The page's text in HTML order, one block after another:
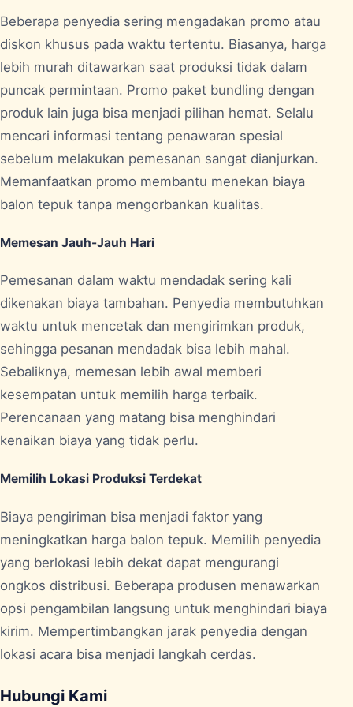
Beberapa penyedia sering mengadakan promo atau
diskon khusus pada waktu tertentu. Biasanya, harga
lebih murah ditawarkan saat produksi tidak dalam
puncak permintaan. Promo paket bundling dengan
produk lain juga bisa menjadi pilihan hemat. Selalu
mencari informasi tentang penawaran spesial
sebelum melakukan pemesanan sangat dianjurkan.
Memanfaatkan promo membantu menekan biaya
balon tepuk tanpa mengorbankan kualitas.
Memesan Jauh-Jauh Hari
Pemesanan dalam waktu mendadak sering kali
dikenakan biaya tambahan. Penyedia membutuhkan
waktu untuk mencetak dan mengirimkan produk,
sehingga pesanan mendadak bisa lebih mahal.
Sebaliknya, memesan lebih awal memberi
kesempatan untuk memilih harga terbaik.
Perencanaan yang matang bisa menghindari
kenaikan biaya yang tidak perlu.
Memilih Lokasi Produksi Terdekat
Biaya pengiriman bisa menjadi faktor yang
meningkatkan harga balon tepuk. Memilih penyedia
yang berlokasi lebih dekat dapat mengurangi
ongkos distribusi. Beberapa produsen menawarkan
opsi pengambilan langsung untuk menghindari biaya
kirim. Mempertimbangkan jarak penyedia dengan
lokasi acara bisa menjadi langkah cerdas.
Hubungi Kami